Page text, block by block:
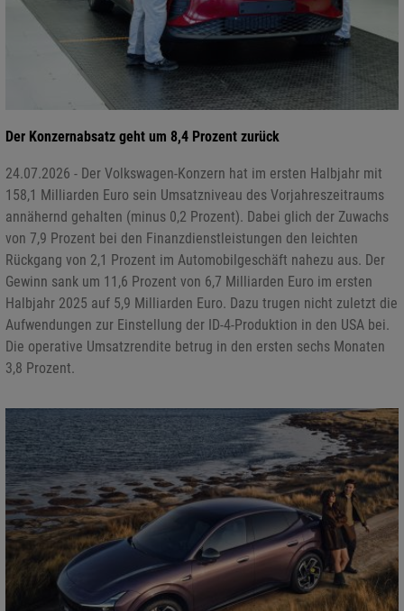
Der Konzernabsatz geht um 8,4 Prozent zurück
24.07.2026 - Der Volkswagen-Konzern hat im ersten Halbjahr mit
158,1 Milliarden Euro sein Umsatzniveau des Vorjahreszeitraums
annähernd gehalten (minus 0,2 Prozent). Dabei glich der Zuwachs
von 7,9 Prozent bei den Finanzdienstleistungen den leichten
Rückgang von 2,1 Prozent im Automobilgeschäft nahezu aus. Der
Gewinn sank um 11,6 Prozent von 6,7 Milliarden Euro im ersten
Halbjahr 2025 auf 5,9 Milliarden Euro. Dazu trugen nicht zuletzt die
Aufwendungen zur Einstellung der ID-4-Produktion in den USA bei.
Die operative Umsatzrendite betrug in den ersten sechs Monaten
3,8 Prozent.